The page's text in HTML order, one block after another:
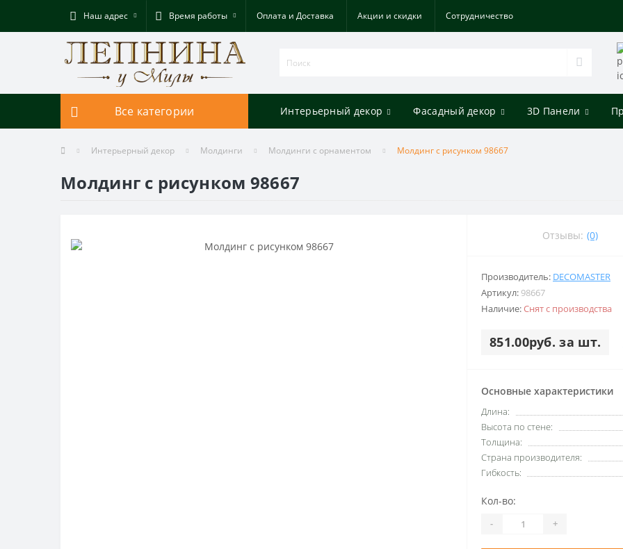
Наш адрес Время работы Оплата и Доставка Акции и скидки Cотрудничество
Все категории Интерьерный декор Фасадный декор 3D Панели
Интерьерный декор Молдинги Молдинги с орнаментом Молдинг с рисунком 98667
Молдинг с рисунком 98667
Отзывы: (0)
Производитель: DECOMASTER
Артикул: 98667
Наличие:Снят с производства
851.00руб. за шт.
Основные характеристики
Длина:
Высота по стене:
Толщина:
Страна производителя:
Гибкость:
Кол-во:
- +